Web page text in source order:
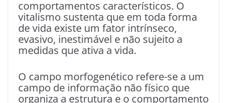
comportamentos característicos. O
vitalismo sustenta que em toda forma
de vida existe um fator intrínseco,
evasivo, inestimável e não sujeito a
medidas que ativa a vida.
O campo morfogenético refere-se a um
campo de informação não físico que
organiza a estrutura e o comportamento